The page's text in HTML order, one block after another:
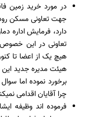
در مورد خرید زمین
جهت تعاونی مسکن
دارد، فرمایش اداره
تعاونی در این خصوص
هیچ یک از اعضا تا
هیئت مدیره جدید این
برخورد نموده اما
چرا آقایان اقدامی
فرموده ­اند وظیفه